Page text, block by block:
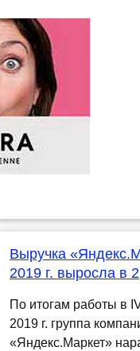
Выручка
2019 г. выросла в
По итогам работы в
2019 г. группа
«Яндекс.Маркет»